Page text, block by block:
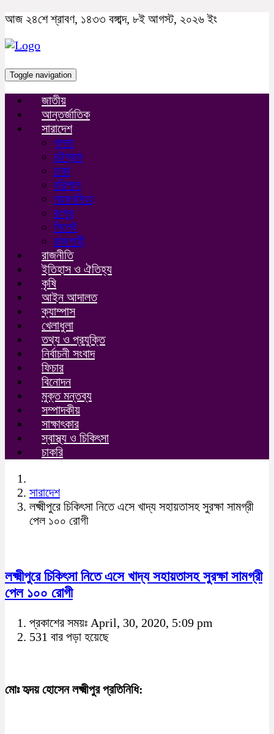
আজ ২৪শে শ্রাবণ, ১৪৩৩ বঙ্গাব্দ, ৮ই আগস্ট, ২০২৬ ইং
Toggle navigation
জাতীয়
আন্তর্জাতিক
সারাদেশ
খুলনা
চট্টগ্রাম
ঢাকা
বরিশাল
ময়মনসিংহ
রংপুর
সিলেট
রাজশাহী
রাজনীতি
ইতিহাস ও ঐতিহ্য
কৃষি
আইন আদালত
ক্যাম্পাস
খেলাধুলা
তথ্য ও প্রযুক্তি
নির্বাচনী সংবাদ
ফিচার
বিনোদন
মুক্ত মন্তব্য
সম্পাদকীয়
সাক্ষাৎকার
স্বাস্থ্য ও চিকিৎসা
চাকরি
সারাদেশ
লক্ষ্মীপুরে চিকিৎসা নিতে এসে খাদ্য সহায়তাসহ সুরক্ষা সামগ্রী
পেল ১০০ রোগী
লক্ষ্মীপুরে চিকিৎসা নিতে এসে খাদ্য সহায়তাসহ সুরক্ষা সামগ্রী
পেল ১০০ রোগী
প্রকাশের সময়ঃ April, 30, 2020, 5:09 pm
531 বার পড়া হয়েছে
মোঃ হৃদয় হোসেন লক্ষ্মীপুর প্রতিনিধি: